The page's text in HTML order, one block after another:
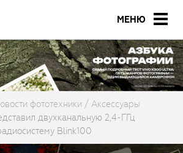
МЕНЮ
фототехники
Аксессуары
двухканальную 2,4-ГГц
Blink100